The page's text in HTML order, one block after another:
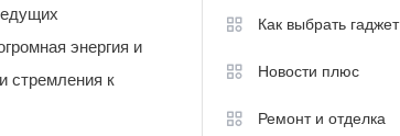
энергия и
стремления к
Как выбрать гаджет
Новости плюс
Ремонт и отделка